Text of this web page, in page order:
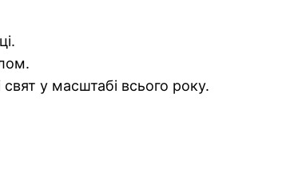
у масштабі всього року.